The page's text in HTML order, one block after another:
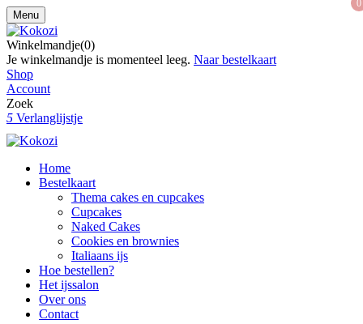
Menu
0
Winkelmandje(0)
Je winkelmandje is momenteel leeg. Naar bestelkaart
Shop
Account
Zoek
5 Verlanglijstje
Home
Bestelkaart
Thema cakes en cupcakes
Cupcakes
Naked Cakes
Cookies en brownies
Italiaans ijs
Hoe bestellen?
Het ijssalon
Over ons
Contact